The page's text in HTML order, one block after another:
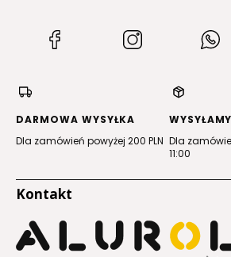
karcie)
(Otwiera
nowej
karcie)
DARMOWA WYSYŁKA
Dla zamówień powyżej 200 PLN Dla
11:00
Kontakt